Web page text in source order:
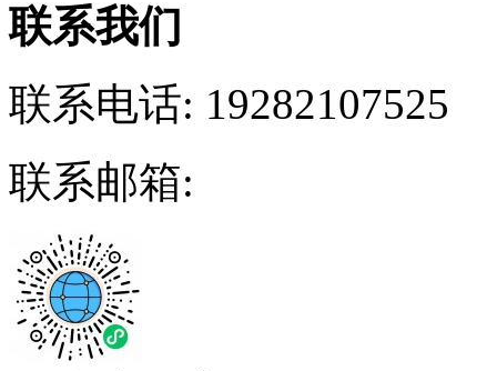
联系我们
联系电话: 19282107525
联系邮箱: